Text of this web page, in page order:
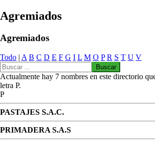
Agremiados
Agremiados
Todo | A B C D E F G I L M O P R S T U V
Actualmente hay 7 nombres en este directorio
letra P.
P
PASTAJES S.A.C.
PRIMADERA S.A.S